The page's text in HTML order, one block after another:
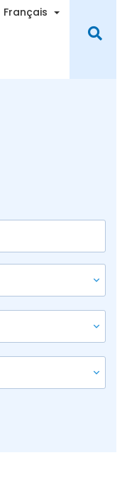
Français Toggle